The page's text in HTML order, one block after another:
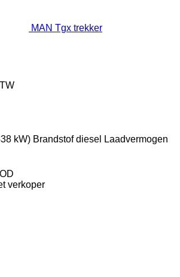
MAN Tgx trekker
kW) Brandstof diesel
Laadvermogen
verkoper